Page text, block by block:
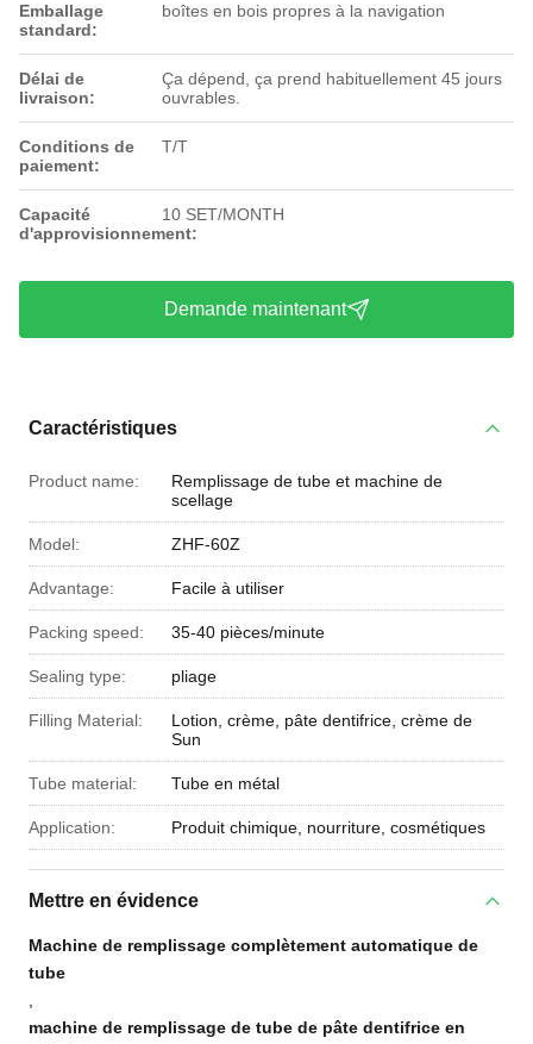
Emballage
standard:
boîtes en bois propres à la navigation
Délai de
livraison:
Ça dépend, ça prend habituellement 45 jours
ouvrables.
Conditions de
paiement:
T/T
Capacité
d'approvisionnement:
10 SET/MONTH
Demande maintenant
Caractéristiques
Product name:
Remplissage de tube et machine de
scellage
Model: ZHF-60Z
Advantage: Facile à utiliser
Packing speed: 35-40 pièces/minute
Sealing type: pliage
Filling Material:
Lotion, crème, pâte dentifrice, crème de
Sun
Tube material: Tube en métal
Application: Produit chimique, nourriture, cosmétiques
Mettre en évidence
Machine de remplissage complètement automatique de
tube
machine de remplissage de tube de pâte dentifrice en